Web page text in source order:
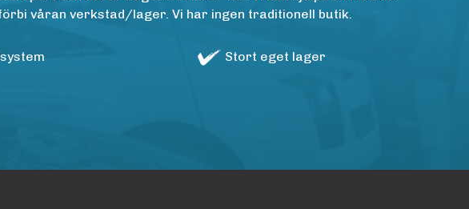
våran verkstad/lager. Vi har ingen traditionell butik.
Stort eget lager